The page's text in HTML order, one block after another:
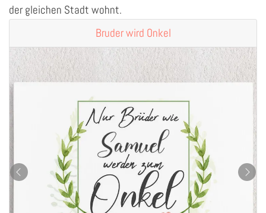
der gleichen Stadt wohnt.
Bruder wird Onkel